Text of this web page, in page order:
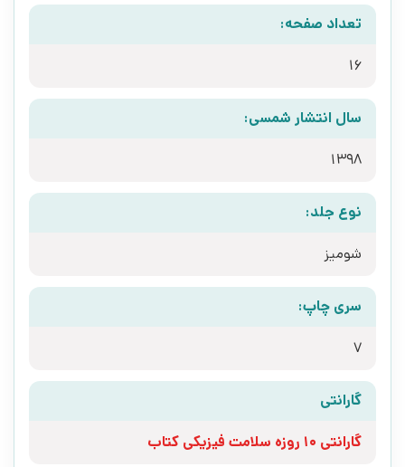
تعداد صفحه:
16
سال انتشار شمسی:
1398
نوع جلد:
شومیز
سری چاپ:
7
گارانتی
گارانتی 10 روزه سلامت فیزیکی کتاب